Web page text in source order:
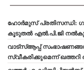
ഹോർമുസ് പ്രതിസന്ധി:
കൂടുതൽ എൽ.പി.ജി
വാട്‌സ്ആപ്പ്
സ്വീകരിക്കുമെന്ന്